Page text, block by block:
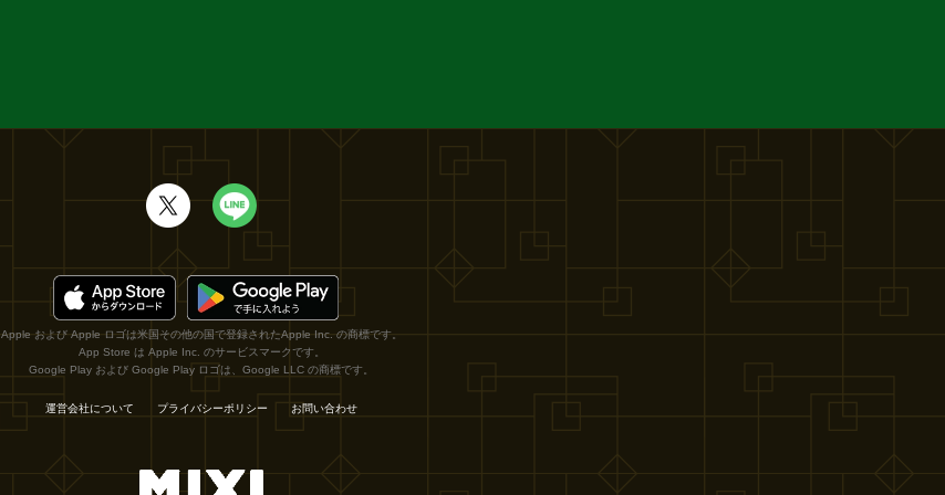
Apple および Apple ロゴは米国その他の国で登録されたApple Inc. の商標です。
App Store は Apple Inc. のサービスマークです。
Google Play および Google Play ロゴは、Google LLC の商標です。
運営会社について プライバシーポリシー お問い合わせ